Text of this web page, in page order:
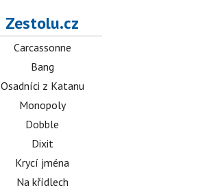
Zestolu.cz
Carcassonne
Bang
Osadníci z Katanu
Monopoly
Dobble
Dixit
Krycí jména
Na křídlech